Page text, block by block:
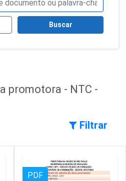
Buscar
promotora - NTC -
Filtrar
PDF